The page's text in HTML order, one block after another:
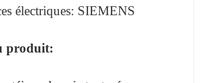
électriques: SIEMENS
produit: